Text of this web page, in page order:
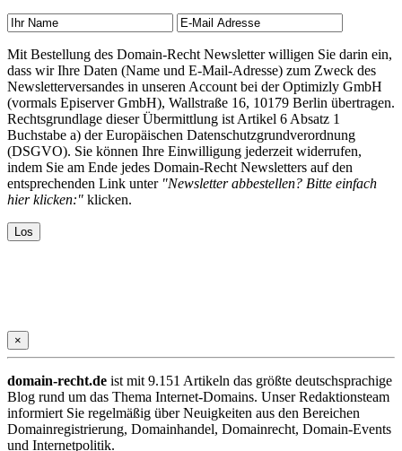
Mit Bestellung des Domain-Recht Newsletter willigen Sie darin ein,
dass wir Ihre Daten (Name und E-Mail-Adresse) zum Zweck des
Newsletterversandes in unseren Account bei der Optimizly GmbH
(vormals Episerver GmbH), Wallstraße 16, 10179 Berlin übertragen.
Rechtsgrundlage dieser Übermittlung ist Artikel 6 Absatz 1
Buchstabe a) der Europäischen Datenschutzgrundverordnung
(DSGVO). Sie können Ihre Einwilligung jederzeit widerrufen,
indem Sie am Ende jedes Domain-Recht Newsletters auf den
entsprechenden Link unter "Newsletter abbestellen? Bitte einfach
hier klicken:" klicken.
×
domain-recht.de ist mit 9.151 Artikeln das größte deutschsprachige
Blog rund um das Thema Internet-Domains. Unser Redaktionsteam
informiert Sie regelmäßig über Neuigkeiten aus den Bereichen
Domainregistrierung, Domainhandel, Domainrecht, Domain-Events
und Internetpolitik.